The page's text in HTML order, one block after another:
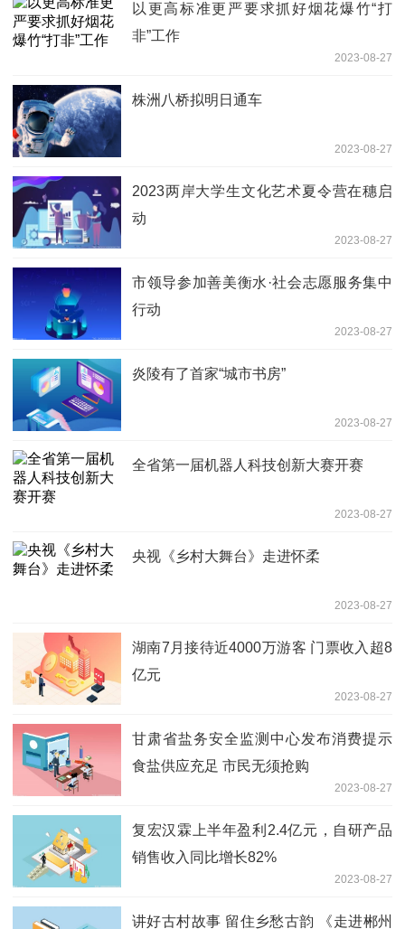
以更高标准更严要求抓好烟花爆竹“打
非”工作
2023-08-27
株洲八桥拟明日通车
2023-08-27
2023两岸大学生文化艺术夏令营在穗启
动
2023-08-27
市领导参加善美衡水·社会志愿服务集中
行动
2023-08-27
炎陵有了首家“城市书房”
2023-08-27
全省第一届机器人科技创新大赛开赛
2023-08-27
央视《乡村大舞台》走进怀柔
2023-08-27
湖南7月接待近4000万游客 门票收入超8
亿元
2023-08-27
甘肃省盐务安全监测中心发布消费提示
食盐供应充足 市民无须抢购
2023-08-27
复宏汉霖上半年盈利2.4亿元，自研产品
销售收入同比增长82%
2023-08-27
讲好古村故事 留住乡愁古韵 《走进郴州